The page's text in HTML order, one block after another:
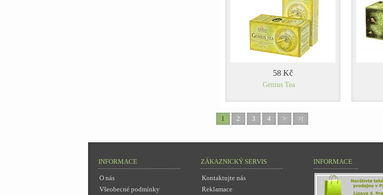
58 Kč
Genius Tea
1 2 3 4 > >|
INFORMACE
O nás
Všeobecné podmínky
ZÁKAZNICKÝ SERVIS
Kontaktujte nás
Reklamace
INFORMACE